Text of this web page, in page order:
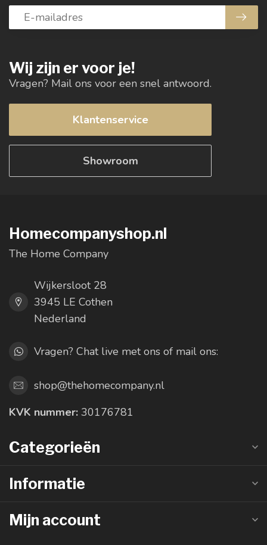
Wij zijn er voor je!
Vragen? Mail ons voor een snel antwoord.
Klantenservice
Showroom
Homecompanyshop.nl
The Home Company
Wijkersloot 28
3945 LE Cothen
Nederland
Vragen? Chat live met ons of mail ons:
shop@thehomecompany.nl
KVK nummer: 30176781
Categorieën
Informatie
Mijn account